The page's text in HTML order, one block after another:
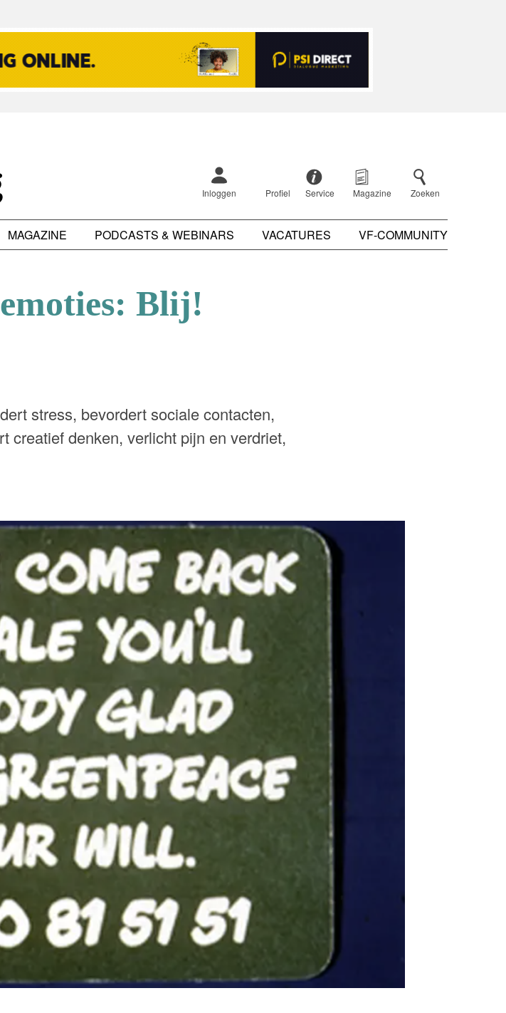
Inloggen Profiel Service Magazine Zoeken
MAGAZINE PODCASTS & WEBINARS VACATURES VF-COMMUNITY
Blij!
stress, bevordert sociale contacten,
creatief denken, verlicht pijn en verdriet,